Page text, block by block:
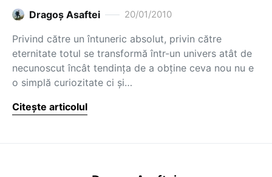
Dragoş Asaftei 20/01/2010
Privind către un întuneric absolut, privin către
eternitate totul se transformă într-un univers atât de
necunoscut încât tendinţa de a obţine ceva nou nu e
o simplă curiozitate ci şi…
Citește articolul